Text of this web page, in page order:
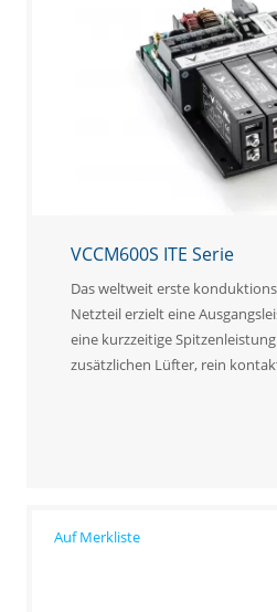
VCCM600S ITE Serie
Das weltweit erste
Netzteil erzielt eine
eine kurzzeitige
zusätzlichen Lüfter, rein